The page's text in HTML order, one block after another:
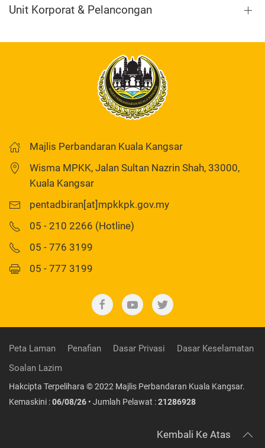
Unit Korporat & Pelancongan
Majlis Perbandaran Kuala Kangsar
Wisma MPKK, Jalan Sultan Nazrin Shah, 33000,
Kuala Kangsar
pentadbiran[at]mpkkpk.gov.my
05 - 210 2266 (Hotline)
05 - 776 3199
05 - 777 3199
Peta Laman Penafian Dasar Privasi
Dasar Keselamatan
Soalan Lazim
Hakcipta Terpelihara © 2022 Majlis Perbandaran Kuala Kangsar.
Kemaskini :06/08/26 • Jumlah Pelawat :21286928
Kembali Ke Atas